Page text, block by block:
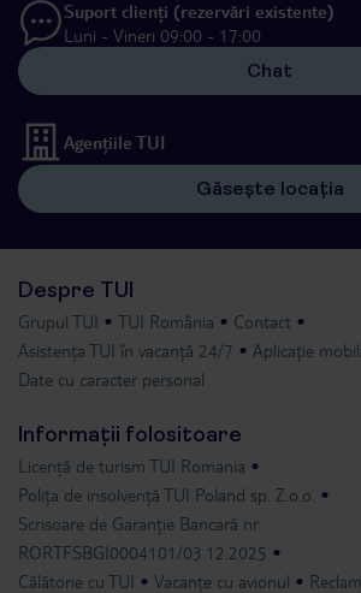
Suport clienți (rezervări existente)
Luni - Vineri 09:00 - 17:00
Chat
Agențiile TUI
Găsește locația
Despre TUI
Grupul TUI TUI România
Contact
Asistența TUI în vacanță 24/7
Aplicație
Date cu caracter personal
Informații folositoare
Licență de turism TUI Romania
Polița de insolvență TUI Poland sp. Z.o.o.
Scrisoare de Garanție Bancară nr.
RORTFSBGI0004101/03.12.2025
Călătorie cu TUI
Vacanțe cu avionul